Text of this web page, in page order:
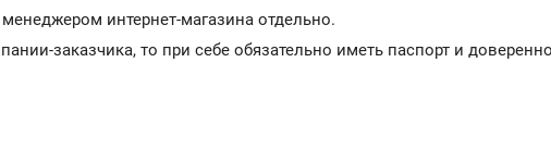
интернет-магазина отдельно.
заказчика, то при себе обязательно иметь паспорт и